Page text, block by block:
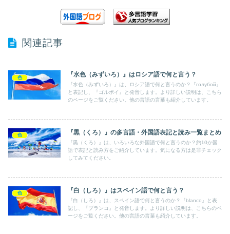
関連記事
色 『水色（みずいろ）』はロシア語で何と言う？
『水色（みずいろ）』は、ロシア語で何と言うのか？『голубой』
と表記し、『ゴルボイ』と発音します。より詳しい説明は、こちら
のページをご覧ください。他の言語の言葉も紹介しています。
色 『黒（くろ）』の多言語・外国語表記と読み一覧まとめ
『黒（くろ）』は、いろいろな外国語で何と言うのか？約10か国
語で表記と読み方をご紹介しています。気になる方は是非チェック
してみてください。
色 『白（しろ）』はスペイン語で何と言う？
『白（しろ）』は、スペイン語で何と言うのか？『blanco』と表
記し、『ブランコ』と発音します。より詳しい説明は、こちらのペ
ージをご覧ください。他の言語の言葉も紹介しています。